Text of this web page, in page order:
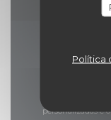
Política
personalizadas e